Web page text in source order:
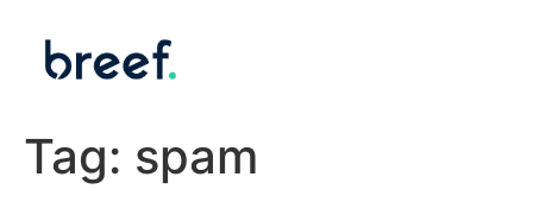
Tag: spam